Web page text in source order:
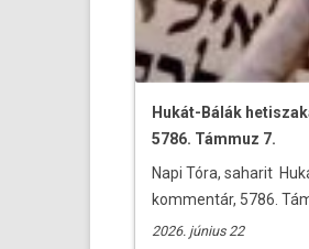
Hukát-Bálák
5786. Támmuz 7.
Napi Tóra, saharit
kommentár, 5786.
2026. június 22